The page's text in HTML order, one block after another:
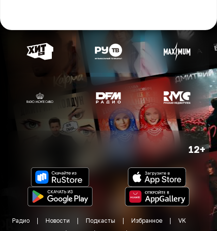
12+
Радио Новости Подкасты Избранное
VK